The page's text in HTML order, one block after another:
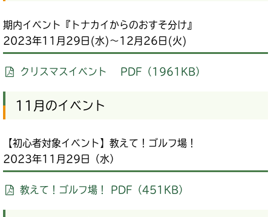
期内イベント『トナカイからのおすそ分け』
2023年11月29日(水)～12月26日(火)
クリスマスイベント PDF（1961KB）
11月のイベント
【初心者対象イベント】教えて！ゴルフ場！
2023年11月29日（水）
教えて！ゴルフ場！ PDF（451KB）